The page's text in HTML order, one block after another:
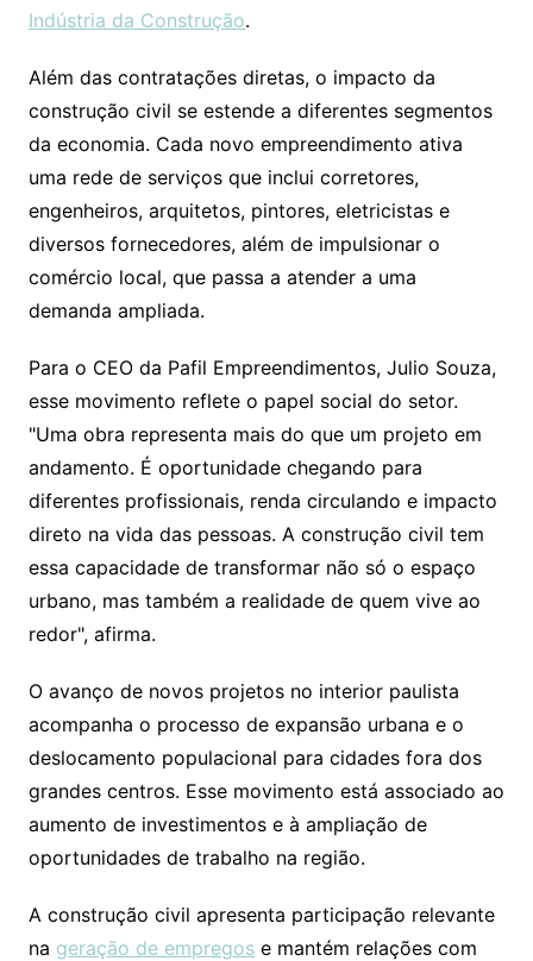
Indústria da Construção.
Além das contratações diretas, o impacto da
construção civil se estende a diferentes segmentos
da economia. Cada novo empreendimento ativa
uma rede de serviços que inclui corretores,
engenheiros, arquitetos, pintores, eletricistas e
diversos fornecedores, além de impulsionar o
comércio local, que passa a atender a uma
demanda ampliada.
Para o CEO da Pafil Empreendimentos, Julio Souza,
esse movimento reflete o papel social do setor.
"Uma obra representa mais do que um projeto em
andamento. É oportunidade chegando para
diferentes profissionais, renda circulando e impacto
direto na vida das pessoas. A construção civil tem
essa capacidade de transformar não só o espaço
urbano, mas também a realidade de quem vive ao
redor", afirma.
O avanço de novos projetos no interior paulista
acompanha o processo de expansão urbana e o
deslocamento populacional para cidades fora dos
grandes centros. Esse movimento está associado ao
aumento de investimentos e à ampliação de
oportunidades de trabalho na região.
A construção civil apresenta participação relevante
na geração de empregose mantém relações com